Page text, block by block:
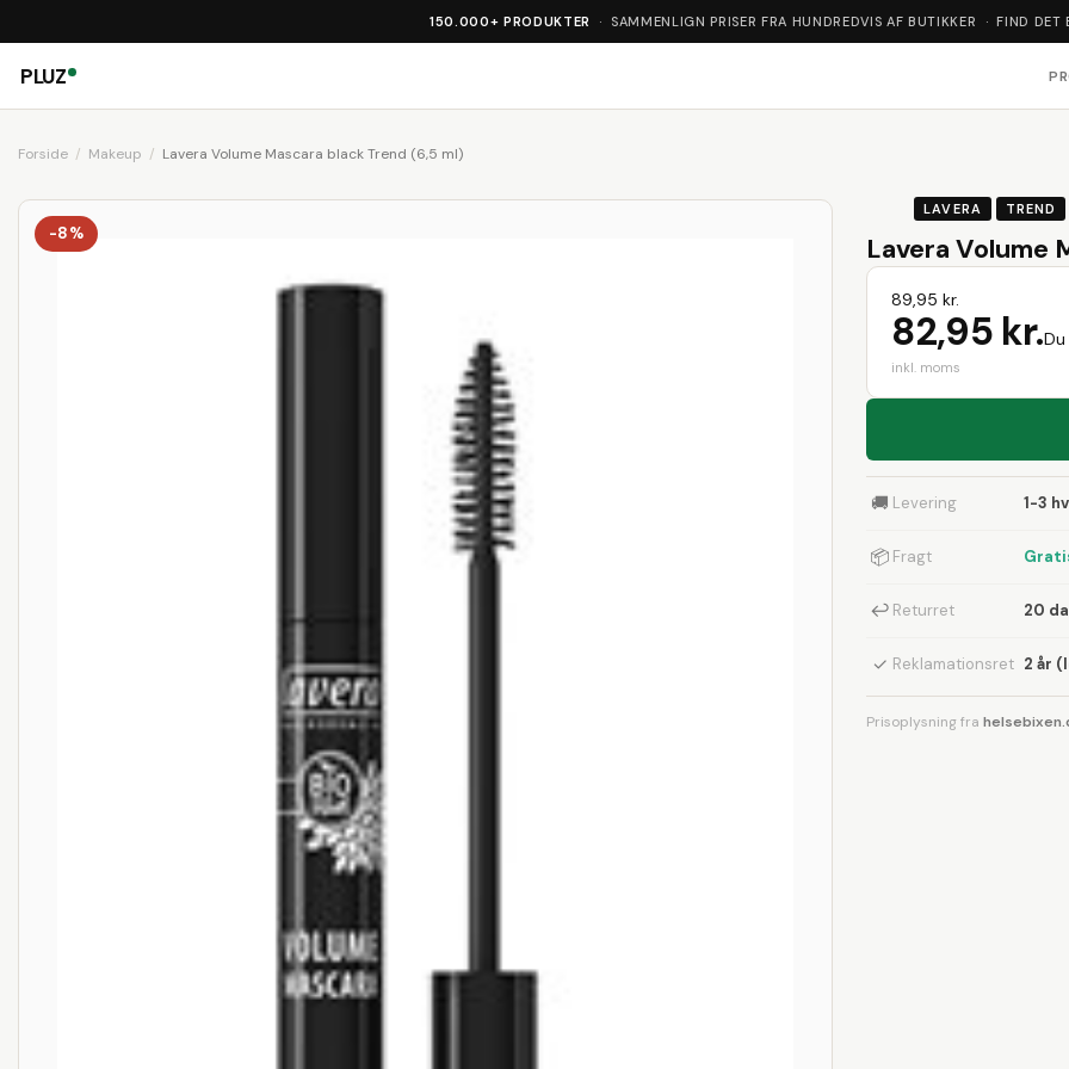
150.000+ PRODUKTER · SAMMENLIGN PRISER FRA HUNDREDVIS AF BUTIKKER · FIND DET
PLUZ
Forside Makeup Lavera Volume Mascara black Trend (6,5 ml)
-8%
LAVERA TREND
Lavera Volume
89,95 kr.
82,95 kr.
inkl. moms
🚚 Levering 1-3
📦 Fragt
↩ Returret 20
✓ Reklamationsret 2 år
Prisoplysning fra